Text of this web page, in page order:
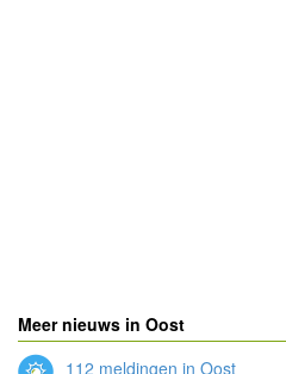
Meer nieuws in Oost
112 meldingen in Oost